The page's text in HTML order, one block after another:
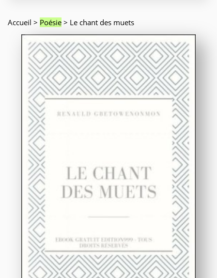
Accueil > Poésie > Le chant des muets